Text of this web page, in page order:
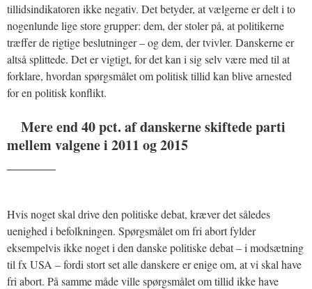
tillidsindikatoren ikke negativ. Det betyder, at vælgerne er delt i to
nogenlunde lige store grupper: dem, der stoler på, at politikerne
træffer de rigtige beslutninger – og dem, der tvivler. Danskerne er
altså splittede. Det er vigtigt, for det kan i sig selv være med til at
forklare, hvordan spørgsmålet om politisk tillid kan blive arnested
for en politisk konflikt.
Mere end 40 pct. af danskerne skiftede parti
mellem valgene i 2011 og 2015
Hvis noget skal drive den politiske debat, kræver det således
uenighed i befolkningen. Spørgsmålet om fri abort fylder
eksempelvis ikke noget i den danske politiske debat – i modsætning
til fx USA – fordi stort set alle danskere er enige om, at vi skal have
fri abort. På samme måde ville spørgsmålet om tillid ikke have